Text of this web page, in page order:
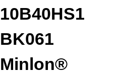
10B40HS1
BK061
Minlon®